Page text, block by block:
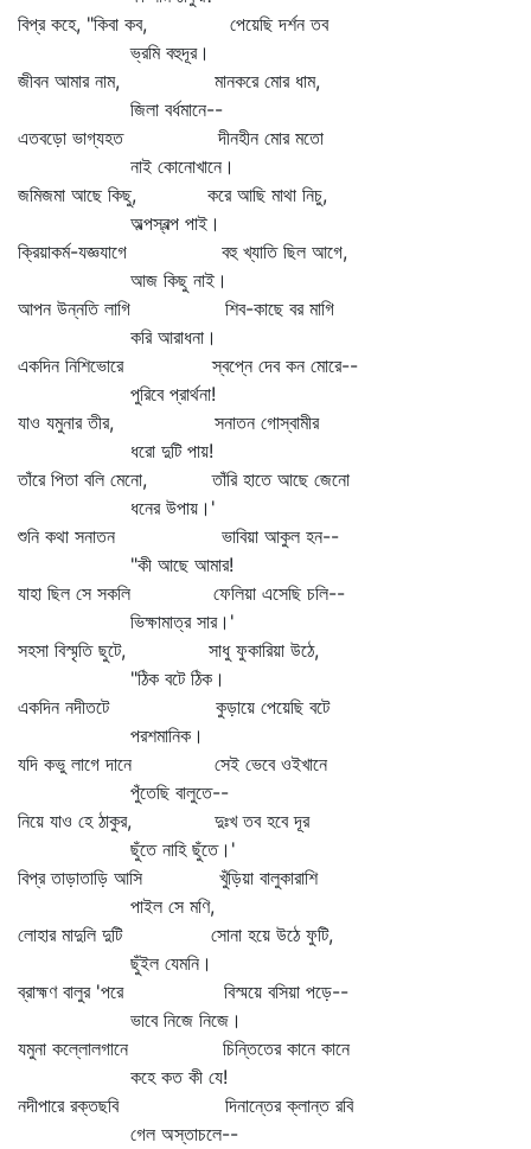
বিপ্র কহে, "কিবা কব, পেয়েছি দর্শন তব
ভ্রমি বহুদূর।
জীবন আমার নাম, মানকরে মোর ধাম,
জিলা বর্ধমানে--
এতবড়ো ভাগ্যহত দীনহীন মোর মতো
নাই কোনোখানে।
জমিজমা আছে কিছু, করে আছি মাথা নিচু,
অল্পস্বল্প পাই।
ক্রিয়াকর্ম-যজ্ঞযাগে বহু খ্যাতি ছিল আগে,
আজ কিছু নাই।
আপন উন্নতি লাগি শিব-কাছে বর মাগি
করি আরাধনা।
একদিন নিশিভোরে স্বপ্নে দেব কন মোরে--
পুরিবে প্রার্থনা!
যাও যমুনার তীর, সনাতন গোস্বামীর
ধরো দুটি পায়!
তাঁরে পিতা বলি মেনো, তাঁরি হাতে আছে জেনো
ধনের উপায়।'
শুনি কথা সনাতন ভাবিয়া আকুল হন--
"কী আছে আমার!
যাহা ছিল সে সকলি ফেলিয়া এসেছি চলি--
ভিক্ষামাত্র সার।'
সহসা বিস্মৃতি ছুটে, সাধু ফুকারিয়া উঠে,
"ঠিক বটে ঠিক।
একদিন নদীতটে কুড়ায়ে পেয়েছি বটে
পরশমানিক।
যদি কভু লাগে দানে সেই ভেবে ওইখানে
পুঁতেছি বালুতে--
নিয়ে যাও হে ঠাকুর, দুঃখ তব হবে দূর
ছুঁতে নাহি ছুঁতে।'
বিপ্র তাড়াতাড়ি আসি খুঁড়িয়া বালুকারাশি
পাইল সে মণি,
লোহার মাদুলি দুটি সোনা হয়ে উঠে ফুটি,
ছুঁইল যেমনি।
ব্রাহ্মণ বালুর 'পরে বিস্ময়ে বসিয়া পড়ে--
ভাবে নিজে নিজে।
যমুনা কল্লোলগানে চিন্তিতের কানে কানে
কহে কত কী যে!
নদীপারে রক্তছবি দিনান্তের ক্লান্ত রবি
গেল অস্তাচলে--